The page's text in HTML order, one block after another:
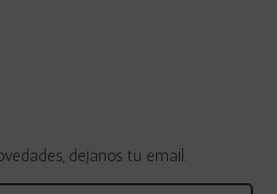
dejanos tu email.